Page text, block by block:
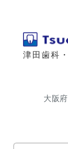
津田歯科
大阪